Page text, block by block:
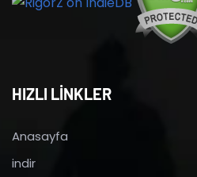
HIZLI LİNKLER
Anasayfa
indir